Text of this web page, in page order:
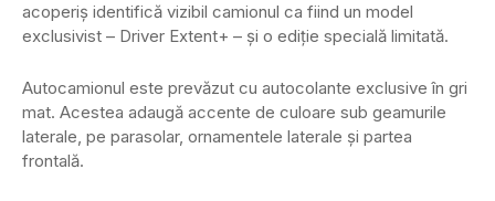
acoperiș identifică vizibil camionul ca fiind un model
exclusivist – Driver Extent+ – și o ediție specială limitată.
Autocamionul este prevăzut cu autocolante exclusive în gri
mat. Acestea adaugă accente de culoare sub geamurile
laterale, pe parasolar, ornamentele laterale și partea
frontală.